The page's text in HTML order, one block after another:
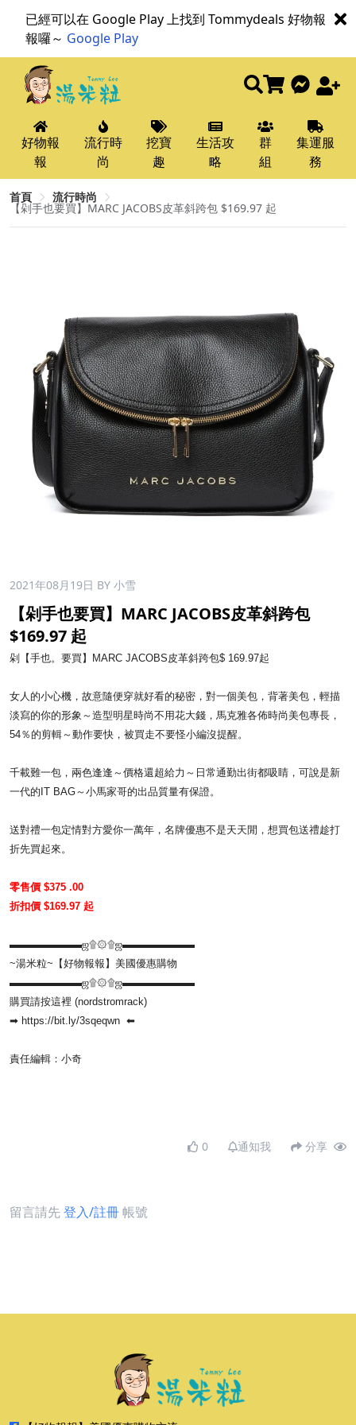
已經可以在 Google Play 上找到 Tommydeals 好物報
報囉～ Google Play
好物報
報
流行時
尚
挖寶
趣
生活攻
略
群
組
集運服
務
首頁 流行時尚
【剁手也要買】MARC JACOBS皮革斜跨包 $169.97 起
2021年08月19日 BY 小雪
【剁手也要買】MARC JACOBS皮革斜跨包
$169.97 起
剁【手也。要買】MARC JACOBS皮革斜跨包$ 169.97起
女人的小心機，故意隨便穿就好看的秘密，對一個美包，背著美包，輕描
淡寫的你的形象～造型明星時尚不用花大錢，馬克雅各佈時尚美包專長，
54％的剪輯～動作要快，被買走不要怪小編沒提醒。
千載難一包，兩色逢逢～價格還超給力～日常通勤出街都吸睛，可說是新
一代的IT BAG～小馬家哥的出品質量有保證。
送對禮一包定情對方愛你一萬年，名牌優惠不是天天閒，想買包送禮趁打
折先買起來。
零售價 $375 .00
折扣價 $169.97 起
▬▬▬▬▬▬▬ஜ۩۞۩ஜ▬▬▬▬▬▬▬
~湯米粒~【好物報報】美國優惠購物
▬▬▬▬▬▬▬ஜ۩۞۩ஜ▬▬▬▬▬▬▬
購買請按這裡 (nordstromrack)
➡ https://bit.ly/3sqeqwn ⬅
責任編輯：小奇
0 通知我 分享
留言請先登入/註冊帳號